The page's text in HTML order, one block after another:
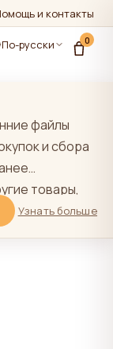
и контакты
По-русски 0
файлы
и сбора
товары,
о нашей
нажмите на
со
все",
все". Если
Узнать больше